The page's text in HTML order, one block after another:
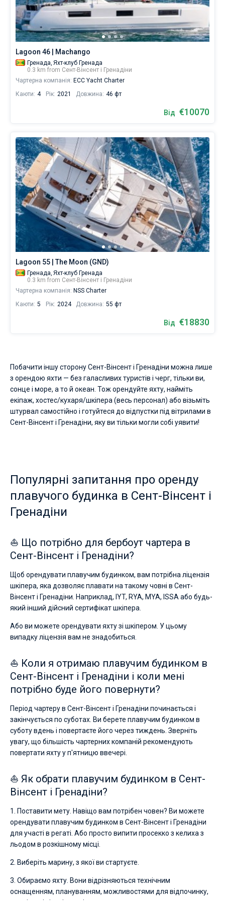
вітрильного
відпочинку
та
незабутньої
подорожі.
Вибирайте
подорожі
Sailica.
Lagoon 46 | Machango
Гренада, Яхт-клуб Гренада
0.3 km from Сент-Вінсент і Гренадіни
Чартерна компанія: ECC Yacht Charter
Каюти: 4 Рік: 2021 Довжина: 46 фт
Від €10070
Lagoon 55 | The Moon (GND)
Гренада, Яхт-клуб Гренада
0.3 km from Сент-Вінсент і Гренадіни
Чартерна компанія: NSS Charter
Каюти: 5 Рік: 2024 Довжина: 55 фт
Від €18830
Побачити іншу сторону Сент-Вінсент і Гренадіни можна лише
з орендою яхти — без галасливих туристів і черг, тільки ви,
сонце і море, а то й океан. Тож орендуйте яхту, найміть
екіпаж, хостес/кухаря/шкіпера (весь персонал) або візьміть
штурвал самостійно і готуйтеся до відпустки під вітрилами в
Сент-Вінсент і Гренадіни, яку ви тільки могли собі уявити!
Популярні запитання про оренду
плавучого будинка в Сент-Вінсент і
Гренадіни
⛵ Що потрібно для бербоут чартера в
Сент-Вінсент і Гренадіни?
Щоб орендувати плавучим будинком, вам потрібна ліцензія
шкіпера, яка дозволяє плавати на такому човні в Сент-
Вінсент і Гренадіни. Наприклад, IYT, RYA, MYA, ISSA або будь-
який інший дійсний сертифікат шкіпера.
Або ви можете орендувати яхту зі шкіпером. У цьому
випадку ліцензія вам не знадобиться.
⛵ Коли я отримаю плавучим будинком в
Сент-Вінсент і Гренадіни і коли мені
потрібно буде його повернути?
Період чартеру в Сент-Вінсент і Гренадіни починається і
закінчується по суботах. Ви берете плавучим будинком в
суботу вдень і повертаєте його через тиждень. Зверніть
увагу, що більшість чартерних компаній рекомендують
повертати яхту у п'ятницю ввечері.
⛵ Як обрати плавучим будинком в Сент-
Вінсент і Гренадіни?
1. Поставити мету. Навіщо вам потрібен човен? Ви можете
орендувати плавучим будинком в Сент-Вінсент і Гренадіни
для участі в регаті. Або просто випити просекко з келиха з
льодом в розкішному місці.
2. Виберіть марину, з якої ви стартуєте.
3. Обираємо яхту. Вони відрізняються технічним
оснащенням, плануванням, можливостями для відпочинку,
Без шкіпера
Зі шкіпером